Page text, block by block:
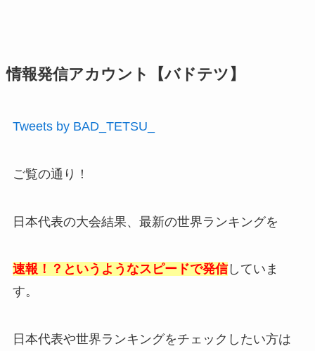
情報発信アカウント【バドテツ】
Tweets by BAD_TETSU_
ご覧の通り！
日本代表の大会結果、最新の世界ランキングを
速報！？というようなスピードで発信していま
す。
日本代表や世界ランキングをチェックしたい方は